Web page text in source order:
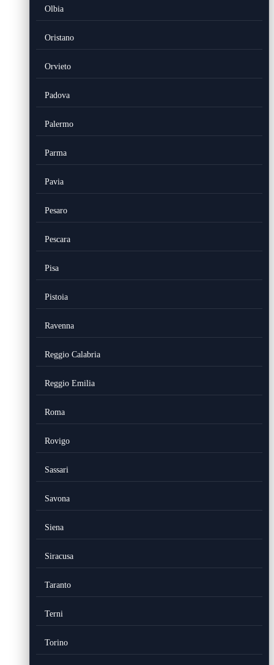
Olbia
Oristano
Orvieto
Padova
Palermo
Parma
Pavia
Pesaro
Pescara
Pisa
Pistoia
Ravenna
Reggio Calabria
Reggio Emilia
Roma
Rovigo
Sassari
Savona
Siena
Siracusa
Taranto
Terni
Torino